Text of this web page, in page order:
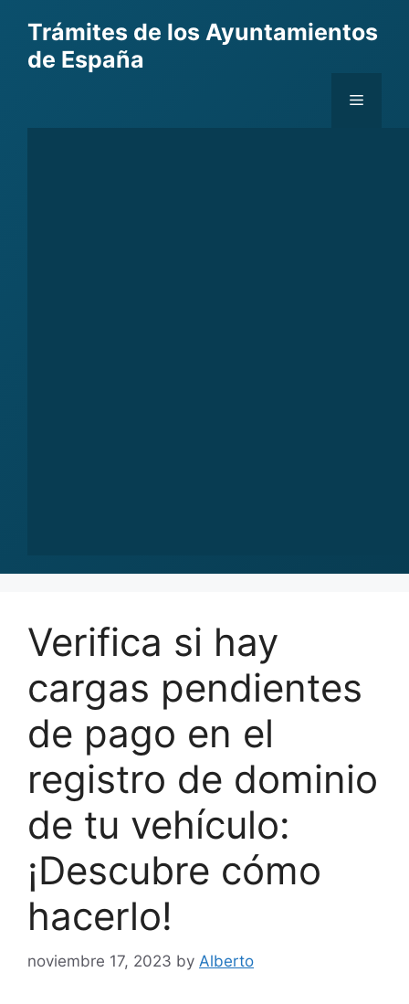
content
Trámites de los Ayuntamientos
de España
Menu
Verifica si hay
cargas pendientes
de pago en el
registro de dominio
de tu vehículo:
¡Descubre cómo
hacerlo!
noviembre 17, 2023 by Alberto